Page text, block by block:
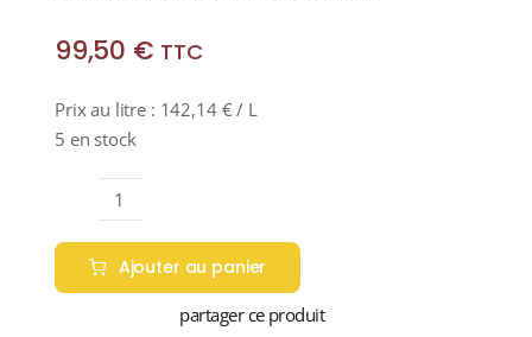
99,50 € TTC
Prix au litre : 142,14 € / L
5 en stock
quantité
de
ST
BARTH
Ajouter au panier
partager ce produit